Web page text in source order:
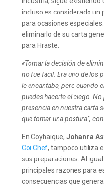
incluso es considerado un
para ocasiones
eliminarlo de su carta
para Hraste.
«Tomar la decisión de
no fue fácil. Era uno de los
le encantaba, pero cuando
puedes hacerte el ciego.
presencia en nuestra carta
que tomar una postura”,
En Coyhaique, Johanna
Coi Chef, tampoco utiliza
sus preparaciones. Al
principales razones para
consecuencias que